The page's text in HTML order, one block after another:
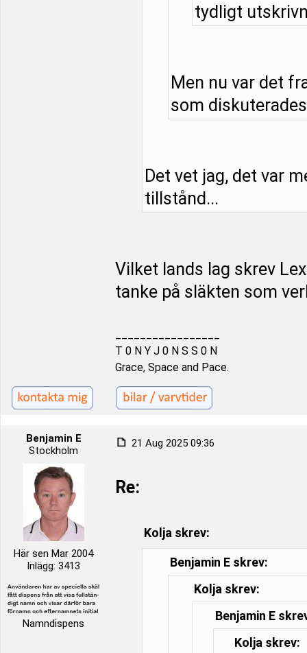
tydligt
Men nu var det
som
Det vet jag, det var
tillstånd...
Vilket lands lag skrev
tanke på släkten som
T 0 N Y J 0 N S S 0 N
Grace, Space and Pace.
Benjamin E
Stockholm
Här sen Mar 2004
Inlägg: 3413
Namndispens
21 Aug 2025 09:36
Re:
Kolja skrev:
Benjamin E skrev:
Kolja skrev:
Benjamin E
Kolja skrev: